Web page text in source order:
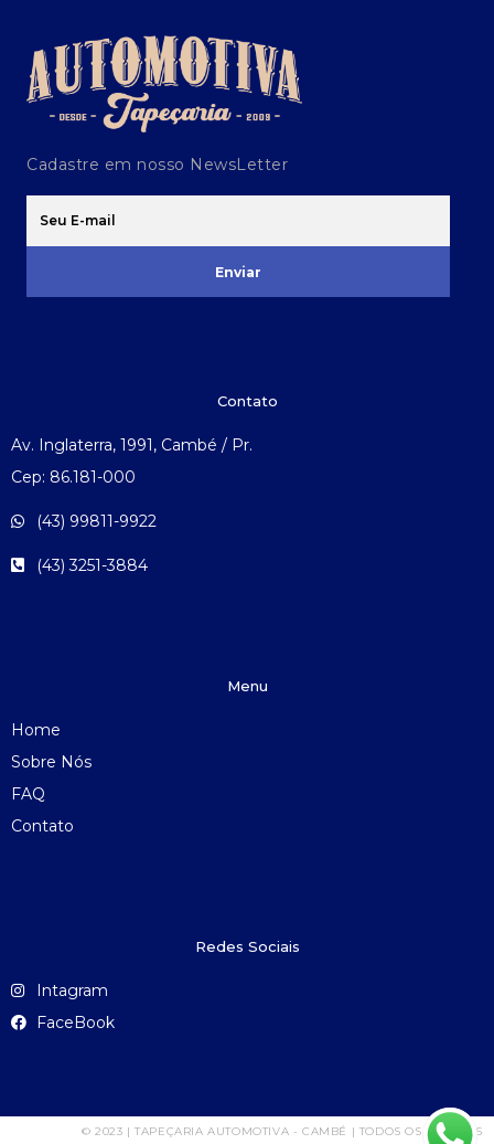
Cadastre em nosso NewsLetter
Enviar
Contato
Av. Inglaterra, 1991, Cambé / Pr.
Cep: 86.181-000
(43) 99811-9922
(43) 3251-3884
Menu
Home
Sobre Nós
FAQ
Contato
Redes Sociais
Intagram
FaceBook
© 2023 | TAPEÇARIA AUTOMOTIVA - CAMBÉ | TODOS OS DIREITOS